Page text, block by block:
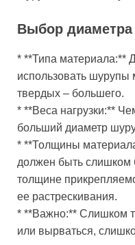
Выбор диаметра
* **Типа материала:**
использовать шурупы
твердых – большего.
* **Веса нагрузки:**
больший диаметр
* **Толщины
должен быть
толщине
ее растрескивания.
* **Важно:** Слишком
или вырваться,